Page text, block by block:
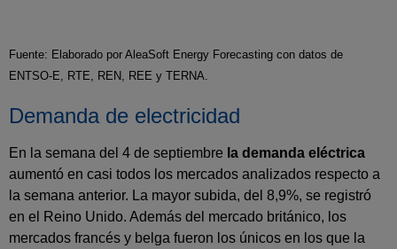
Fuente: Elaborado por AleaSoft Energy Forecasting con datos de
ENTSO-E, RTE, REN, REE y TERNA.
Demanda de electricidad
En la semana del 4 de septiembre la demanda eléctrica
aumentó en casi todos los mercados analizados respecto a
la semana anterior. La mayor subida, del 8,9%, se registró
en el Reino Unido. Además del mercado británico, los
mercados francés y belga fueron los únicos en los que la